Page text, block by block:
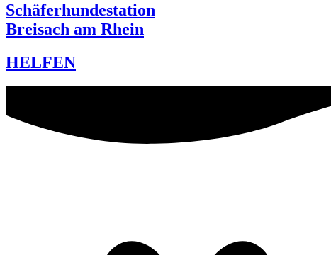
Schäferhundestation
Breisach am Rhein
HELFEN